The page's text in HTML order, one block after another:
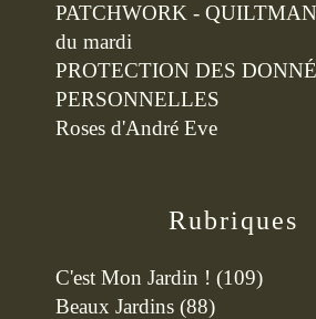
Rubriques
C'est Mon Jardin ! (109)
Beaux Jardins (88)
PATCHWORK -
du mardi
PROTECTION DES
PERSONNELLES
Roses d'André Eve